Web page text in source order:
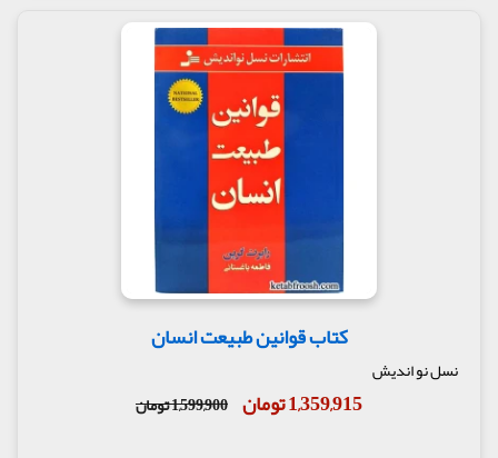
کتاب قوانین طبیعت انسان
نسل نو اندیش
1,359,915 تومان 1,599,900 تومان